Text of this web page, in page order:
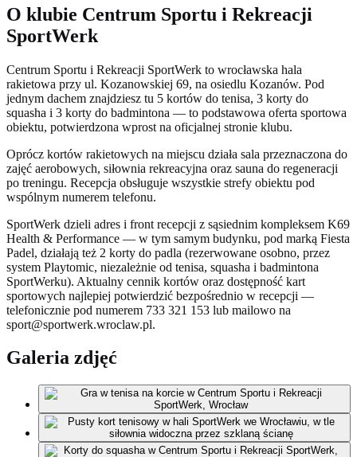
O klubie Centrum Sportu i Rekreacji
SportWerk
Centrum Sportu i Rekreacji SportWerk to wrocławska hala
rakietowa przy ul. Kozanowskiej 69, na osiedlu Kozanów. Pod
jednym dachem znajdziesz tu 5 kortów do tenisa, 3 korty do
squasha i 3 korty do badmintona — to podstawowa oferta sportowa
obiektu, potwierdzona wprost na oficjalnej stronie klubu.
Oprócz kortów rakietowych na miejscu działa sala przeznaczona do
zajęć aerobowych, siłownia rekreacyjna oraz sauna do regeneracji
po treningu. Recepcja obsługuje wszystkie strefy obiektu pod
wspólnym numerem telefonu.
SportWerk dzieli adres i front recepcji z sąsiednim kompleksem K69
Health & Performance — w tym samym budynku, pod marką Fiesta
Padel, działają też 2 korty do padla (rezerwowane osobno, przez
system Playtomic, niezależnie od tenisa, squasha i badmintona
SportWerku). Aktualny cennik kortów oraz dostępność kart
sportowych najlepiej potwierdzić bezpośrednio w recepcji —
telefonicznie pod numerem 733 321 153 lub mailowo na
sport@sportwerk.wroclaw.pl.
Galeria zdjęć